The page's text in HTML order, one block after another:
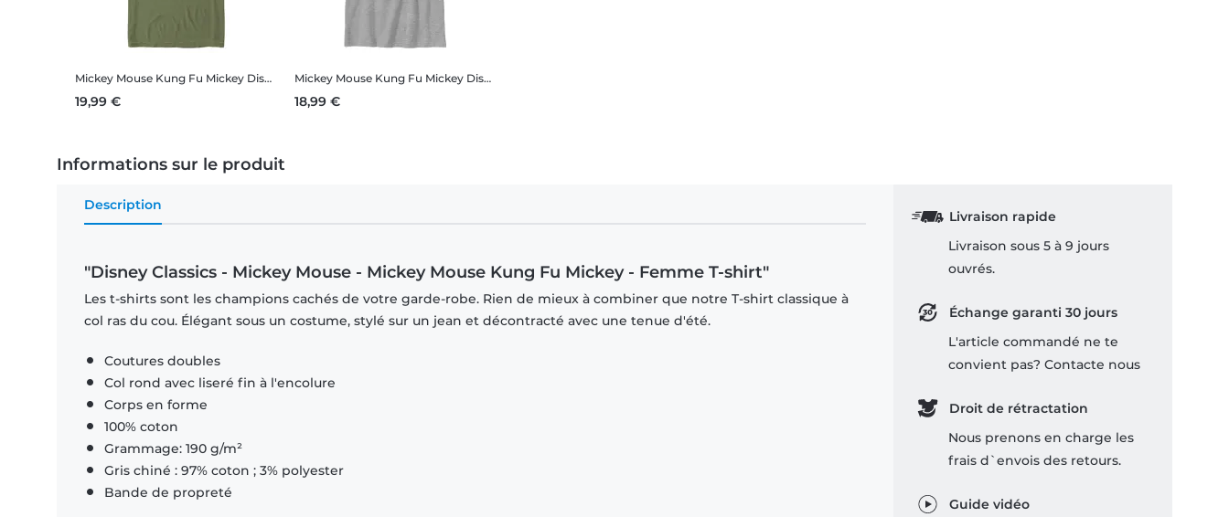
Mickey Mouse Kung Fu Mickey Disney Classics - Mickey Mouse - Mickey Mouse Kung Fu Mickey - Homme T-shirt
19,99 €
Mickey Mouse Kung Fu Mickey Disney Classics - Mickey Mouse - Mickey Mouse Kung Fu Mickey - Enfant T-shirt
18,99 €
Informations sur le produit
Description
"Disney Classics - Mickey Mouse - Mickey Mouse Kung Fu Mickey - Femme T-shirt"
Les t-shirts sont les champions cachés de votre garde-robe. Rien de mieux à combiner que notre T-shirt classique à
col ras du cou. Élégant sous un costume, stylé sur un jean et décontracté avec une tenue d'été.
Coutures doubles
Col rond avec liseré fin à l'encolure
Corps en forme
100% coton
Grammage: 190 g/m²
Gris chiné : 97% coton ; 3% polyester
Bande de propreté
Livraison rapide
Livraison sous 5 à 9 jours
ouvrés.
Échange garanti 30 jours
L'article commandé ne te
convient pas? Contacte nous
Droit de rétractation
Nous prenons en charge les
frais d`envois des retours.
Guide vidéo